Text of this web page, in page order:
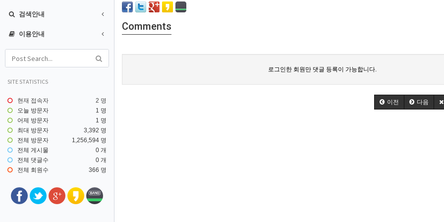
검색안내
이용안내
SITE STATISTICS
현재 접속자
2 명
오늘 방문자
1 명
어제 방문자
1 명
최대 방문자
3,392 명
전체 방문자
1,256,594 명
전체 게시물
0 개
전체 댓글수
0 개
전체 회원수
366 명
Comments
로그인한 회원만 댓글 등록이 가능합니다.
이전 다음